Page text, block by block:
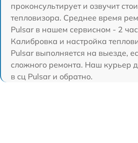
проконсультирует и озвучит
тепловизора. Среднее время
Pulsar в нашем сервисном - 2
Калибровка и настройка
Pulsar выполняется на выезде,
сложного ремонта. Наш курьер
в сц Pulsar и обратно.